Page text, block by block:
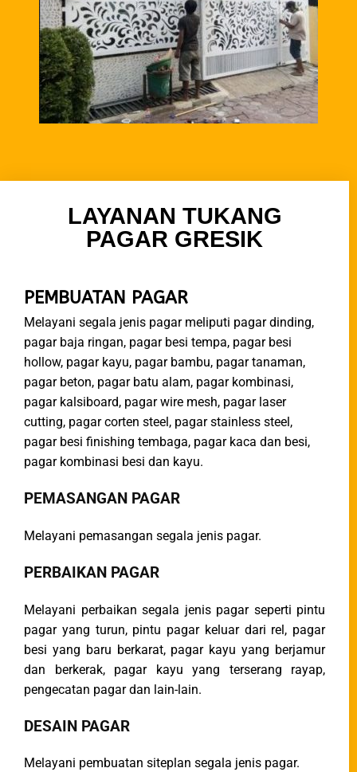
LAYANAN TUKANG
PAGAR GRESIK
PEMBUATAN PAGAR
Melayani segala jenis pagar meliputi pagar dinding,
pagar baja ringan, pagar besi tempa, pagar besi
hollow, pagar kayu, pagar bambu, pagar tanaman,
pagar beton, pagar batu alam, pagar kombinasi,
pagar kalsiboard, pagar wire mesh, pagar laser
cutting, pagar corten steel, pagar stainless steel,
pagar besi finishing tembaga, pagar kaca dan besi,
pagar kombinasi besi dan kayu.
PEMASANGAN PAGAR​
Melayani pemasangan segala jenis pagar.​
PERBAIKAN PAGAR​
Melayani perbaikan segala jenis pagar seperti pintu
pagar yang turun, pintu pagar keluar dari rel, pagar
besi yang baru berkarat, pagar kayu yang berjamur
dan berkerak, pagar kayu yang terserang rayap,
pengecatan pagar dan lain-lain.
DESAIN PAGAR​
Melayani pembuatan siteplan segala jenis pagar.